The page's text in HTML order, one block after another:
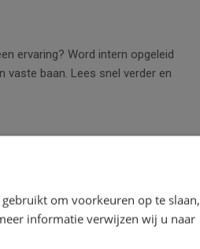
ervaring? Word intern opgeleid
baan. Lees snel verder en
om voorkeuren op te slaan,
informatie verwijzen wij u naar